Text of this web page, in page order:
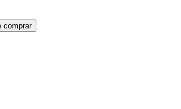
comprar